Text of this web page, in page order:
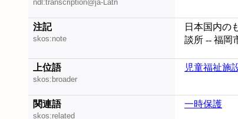
ndl:transcription@ja-Latn
注記
skos:note
日本国内の
談所 -- 福岡
上位語
skos:broader
児童福祉施
関連語
skos:related
一時保護